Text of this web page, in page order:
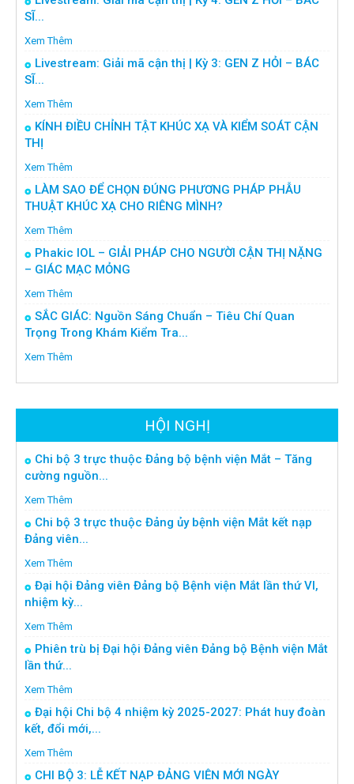
SĨ...
Xem Thêm
Livestream: Giải mã cận thị | Kỳ 3: GEN Z HỎI – BÁC
SĨ...
Xem Thêm
KÍNH ĐIỀU CHỈNH TẬT KHÚC XẠ VÀ KIỂM SOÁT CẬN
THỊ
Xem Thêm
LÀM SAO ĐỂ CHỌN ĐÚNG PHƯƠNG PHÁP PHẪU
THUẬT KHÚC XẠ CHO RIÊNG MÌNH?
Xem Thêm
Phakic IOL – GIẢI PHÁP CHO NGƯỜI CẬN THỊ NẶNG
– GIÁC MẠC MỎNG
Xem Thêm
SẮC GIÁC: Nguồn Sáng Chuẩn – Tiêu Chí Quan
Trọng Trong Khám Kiểm Tra...
Xem Thêm
HỘI NGHỊ
Chi bộ 3 trực thuộc Đảng bộ bệnh viện Mắt – Tăng
cường nguồn...
Xem Thêm
Chi bộ 3 trực thuộc Đảng ủy bệnh viện Mắt kết nạp
Đảng viên...
Xem Thêm
Đại hội Đảng viên Đảng bộ Bệnh viện Mắt lần thứ VI,
nhiệm kỳ...
Xem Thêm
Phiên trù bị Đại hội Đảng viên Đảng bộ Bệnh viện Mắt
lần thứ...
Xem Thêm
Đại hội Chi bộ 4 nhiệm kỳ 2025-2027: Phát huy đoàn
kết, đổi mới,...
Xem Thêm
CHI BỘ 3: LỄ KẾT NẠP ĐẢNG VIÊN MỚI NGÀY